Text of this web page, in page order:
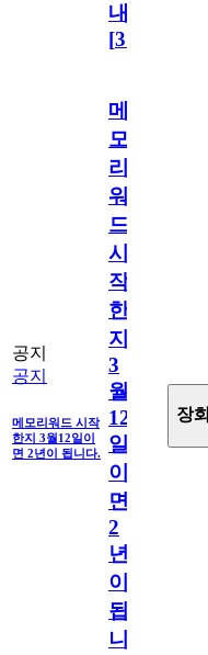
내
[31
공지
공지
메모리워드 시작
한지 3월12일이
면 2년이 됩니다.
메
모
리
워
드
시
작
한
지
3
월
12
일
이
면
2
년
이
됩
니
장